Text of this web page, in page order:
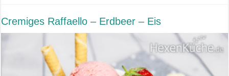
Cremiges Raffaello – Erdbeer – Eis